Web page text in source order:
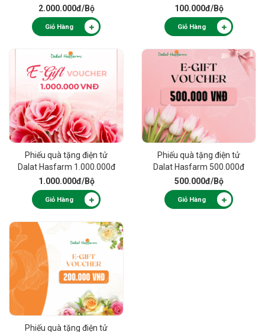
2.000.000đ/Bộ
Giỏ Hàng
100.000đ/Bộ
Giỏ Hàng
Phiếu quà tặng điện tử
Dalat Hasfarm 1.000.000đ
1.000.000đ/Bộ
Giỏ Hàng
Phiếu quà tặng điện tử
Dalat Hasfarm 500.000đ
500.000đ/Bộ
Giỏ Hàng
Phiếu quà tặng điện tử